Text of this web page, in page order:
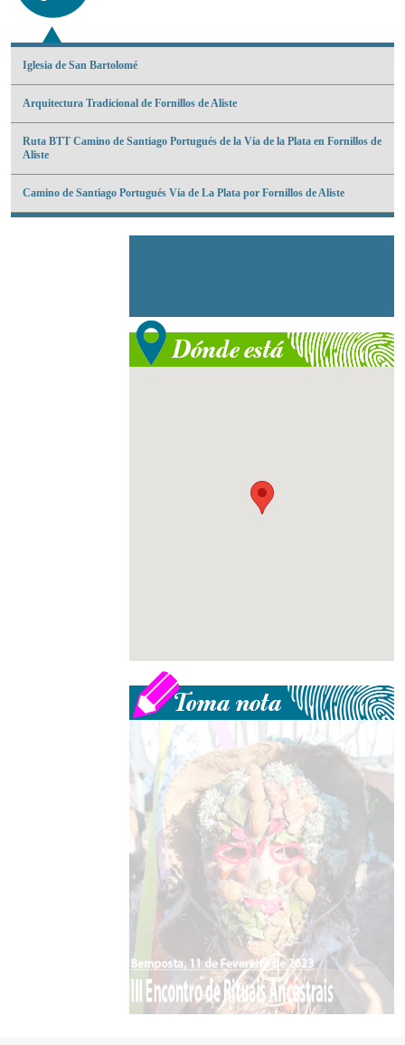
Iglesia de San Bartolomé
Arquitectura Tradicional de Fornillos de Aliste
Ruta BTT Camino de Santiago Portugués de la Vía de la Plata en Fornillos de
Aliste
Camino de Santiago Portugués Vía de La Plata por Fornillos de Aliste